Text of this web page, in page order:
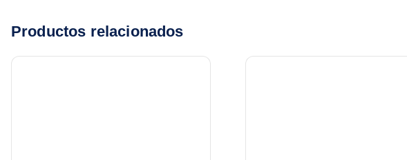
Productos relacionados